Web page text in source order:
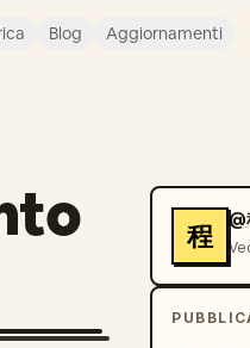
Blog Aggiornamenti
程